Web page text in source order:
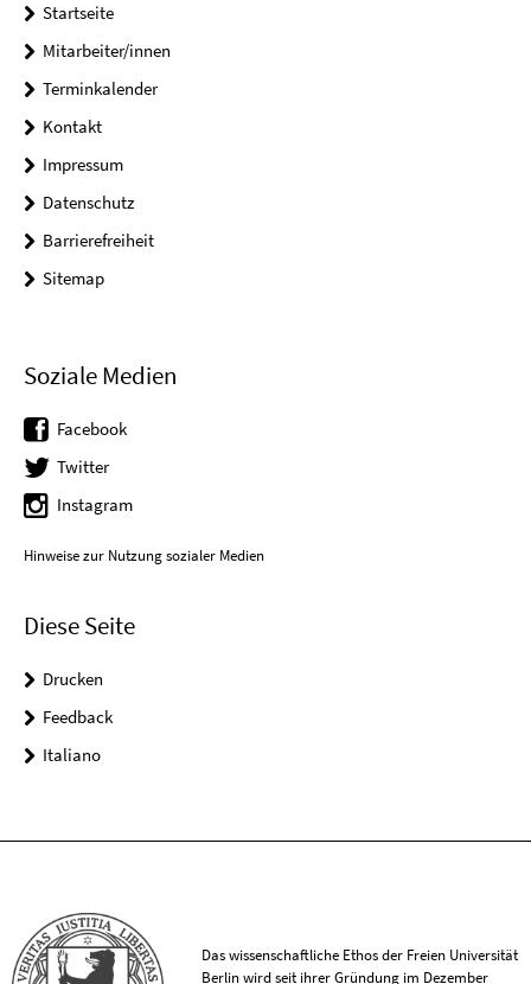
Startseite
Mitarbeiter/innen
Terminkalender
Kontakt
Impressum
Datenschutz
Barrierefreiheit
Sitemap
Soziale Medien
Facebook
Twitter
Instagram
Hinweise zur Nutzung sozialer Medien
Diese Seite
Drucken
Feedback
Italiano
Das wissenschaftliche Ethos der Freien Universität
Berlin wird seit ihrer Gründung im Dezember